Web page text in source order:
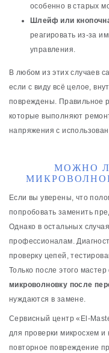
особенно в старых
Шлейф или
реагировать из-за
управления.
В любом из этих случаев
если с виду всё целое,
повреждены. Правильное
которые выполняют
напряжения с
МОЖНО
Если вы уверены, что
попробовать заменить
Однако в остальных
профессионалам.
проверку цепей,
Только после этого
микроволновку после
нуждаются в замене.
Сервисный центр «El-
для проверки микросхем и
повторное повреждение